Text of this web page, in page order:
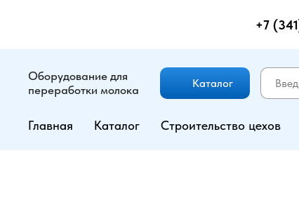
+7
Оборудование для
переработки молока
Каталог
Главная Каталог Строительство цехов